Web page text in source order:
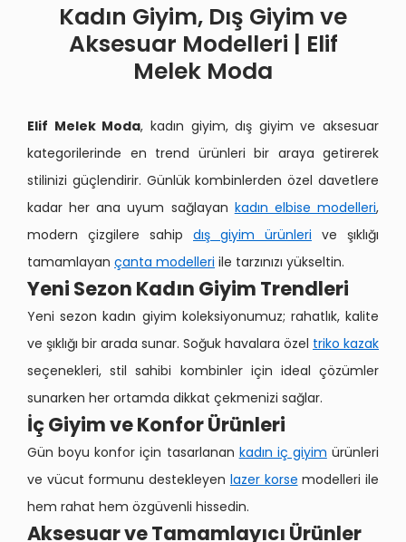
Kadın Giyim, Dış Giyim ve
Aksesuar Modelleri | Elif
Melek Moda
Elif Melek Moda, kadın giyim, dış giyim ve aksesuar
kategorilerinde en trend ürünleri bir araya getirerek
stilinizi güçlendirir. Günlük kombinlerden özel davetlere
kadar her ana uyum sağlayan kadın elbise modelleri,
modern çizgilere sahip dış giyim ürünleri ve şıklığı
tamamlayan çanta modelleri ile tarzınızı yükseltin.
Yeni Sezon Kadın Giyim Trendleri
Yeni sezon kadın giyim koleksiyonumuz; rahatlık, kalite
ve şıklığı bir arada sunar. Soğuk havalara özel triko kazak
seçenekleri, stil sahibi kombinler için ideal çözümler
sunarken her ortamda dikkat çekmenizi sağlar.
İç Giyim ve Konfor Ürünleri
Gün boyu konfor için tasarlanan kadın iç giyim ürünleri
ve vücut formunu destekleyen lazer korse modelleri ile
hem rahat hem özgüvenli hissedin.
Aksesuar ve Tamamlayıcı Ürünler